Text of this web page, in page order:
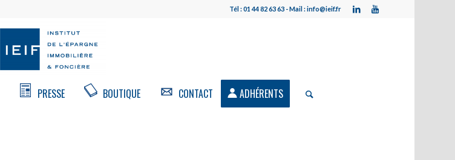
Tél : 01 44 82 63 63 - Mail : info@ieif.fr
PRESSE BOUTIQUE CONTACT ADHÉRENTS